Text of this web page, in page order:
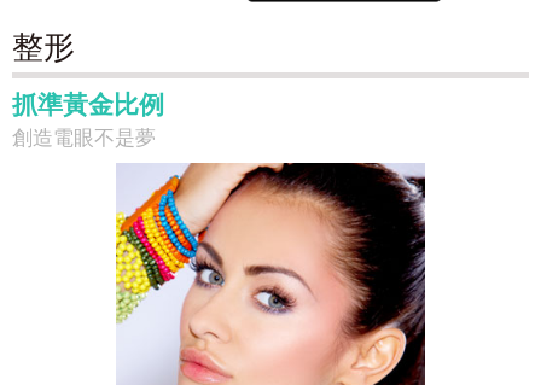
整形
抓準黃金比例
創造電眼不是夢